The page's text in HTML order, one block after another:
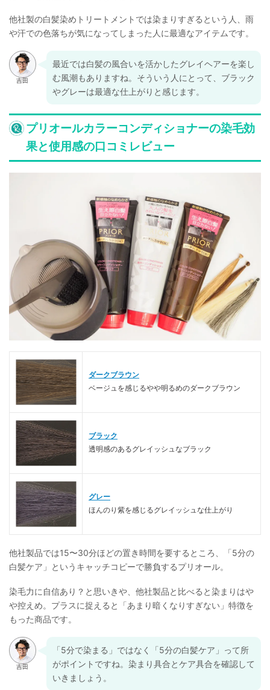
他社製の白髪染めトリートメントでは染まりすぎるという人、雨
や汗での色落ちが気になってしまった人に最適なアイテムです。
最近では白髪の風合いを活かしたグレイヘアーを楽し
む風潮もありますね。そういう人にとって、ブラック
やグレーは最適な仕上がりと感じます。
プリオールカラーコンディショナーの染毛効
果と使用感の口コミレビュー
ダークブラウン
ベージュを感じるやや明るめのダークブラウン
ブラック
透明感のあるグレイッシュなブラック
グレー
ほんのり紫を感じるグレイッシュな仕上がり
他社製品では15〜30分ほどの置き時間を要するところ、「5分の
白髪ケア」というキャッチコピーで勝負するプリオール。
染毛力に自信あり？と思いきや、他社製品と比べると染まりはや
や控えめ。プラスに捉えると「あまり暗くなりすぎない」特徴を
もった商品です。
「5分で染まる」ではなく「5分の白髪ケア」って所
がポイントですね。染まり具合とケア具合を確認して
いきましょう。